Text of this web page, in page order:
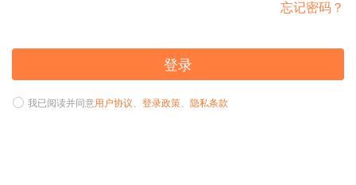
忘记密码？
登录
我已阅读并同意用户协议、 登录政策、 隐私条款